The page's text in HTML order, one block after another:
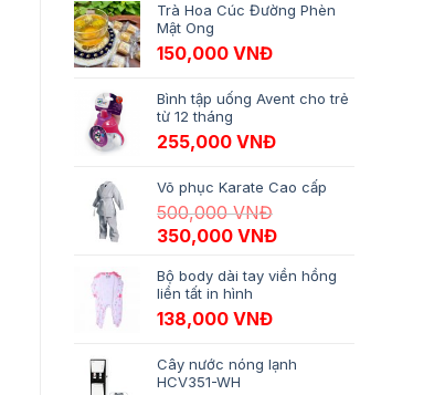
Trà Hoa Cúc Đường Phèn
Mật Ong
150,000 VNĐ
Bình tập uống Avent cho trẻ
từ 12 tháng
255,000 VNĐ
Võ phục Karate Cao cấp
500,000VNĐ
Giá gốc là: 500,000 VNĐ.
350,000 VNĐGiá hiện tại là:
Bộ body dài tay viền hồng
liền tất in hình
138,000 VNĐ
Cây nước nóng lạnh
HCV351-WH